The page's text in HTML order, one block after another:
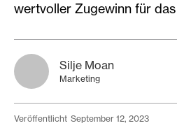
wertvoller Zugewinn für
Silje Moan
Marketing
veröffentlicht September 12, 2023